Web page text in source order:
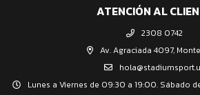
ATENCIÓN AL
2308 0742
Av. Agraciada 4097,
Lunes a Viernes de 09:30 a 19:00. Sábado